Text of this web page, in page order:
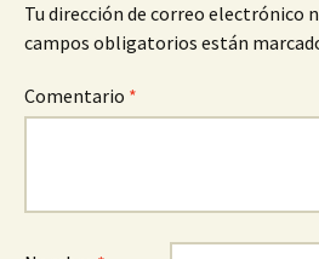
Tu dirección de correo electrónico
campos obligatorios están
Comentario *